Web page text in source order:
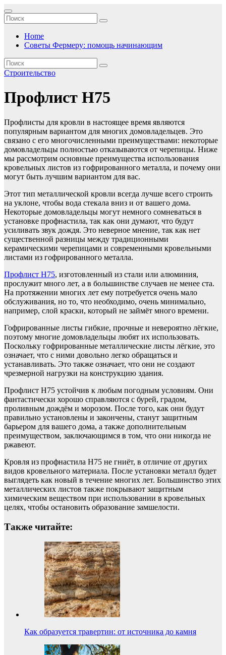
Перейти
к
содержимому
Home
Советы Фермеру: помощь начинающим
Строительство
Профлист Н75
Профлисты для кровли в настоящее время являются
популярным вариантом для многих домовладельцев. Это
связано с его многочисленными преимуществами: некоторые
домовладельцы полностью отказываются от черепицы. Ниже
мы рассмотрим основные преимущества использования
кровельных листов из гофрированного металла, и почему они
могут быть лучшим вариантом для вас.
Этот тип металлической кровли всегда лучше всего строить
на уклоне, чтобы вода стекала вниз и от вашего дома.
Некоторые домовладельцы могут немного сомневаться в
установке профнастила, так как они думают, что будут
усиливать звук дождя. Это неверное мнение, так как нет
существенной разницы между традиционными
керамическими черепицами и современными кровельными
листами из гофрированного металла.
Профлист Н75, изготовленный из стали или алюминия,
прослужит много лет, а в большинстве случаев не менее ста.
На протяжении многих лет ему потребуется очень мало
обслуживания, но то, что необходимо, очень минимально,
например, слой краски, который не займёт много времени.
Гофрированные листы гибкие, прочные и невероятно лёгкие,
поэтому многие домовладельцы любят их использовать.
Поскольку гофрированные металлические листы лёгкие, это
означает, что с ними довольно легко обращаться и
устанавливать. Это также означает, что они не создают
чрезмерной нагрузки на конструкцию здания.
Профлист Н75 устойчив к любым погодным условиям. Они
фантастически хорошо справляются с бурей, градом,
проливным дождём и морозом. После того, как они будут
правильно установлены и закончены, станут защитным
барьером для вашего дома, а также дополнительным
преимуществом, заключающимся в том, что они никогда не
ржавеют.
Кровля из профнастила Н75 не гниёт, в отличие от других
видов кровельного материала. После установки металл будет
выглядеть как новый в течение многих лет. Большинство этих
металлических листов также покрывают защитным
химическим веществом при использовании в кровельных
целях, чтобы остановить образование замшелости.
Также читайте:
Как образуется травертин: от источника до камня